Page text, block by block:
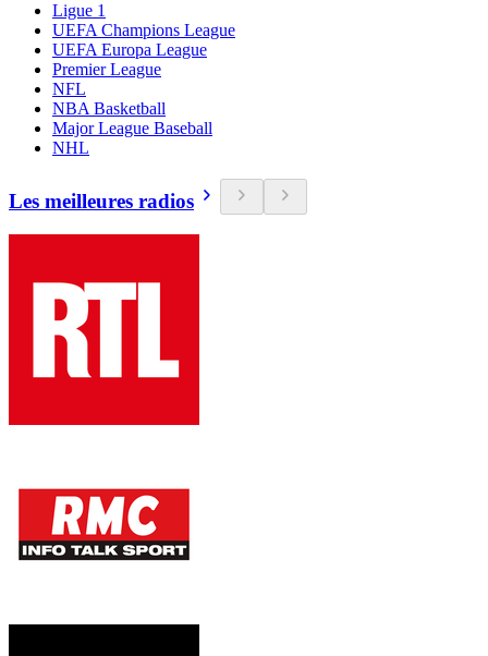
Ligue 1
UEFA Champions League
UEFA Europa League
Premier League
NFL
NBA Basketball
Major League Baseball
NHL
Les meilleures radios